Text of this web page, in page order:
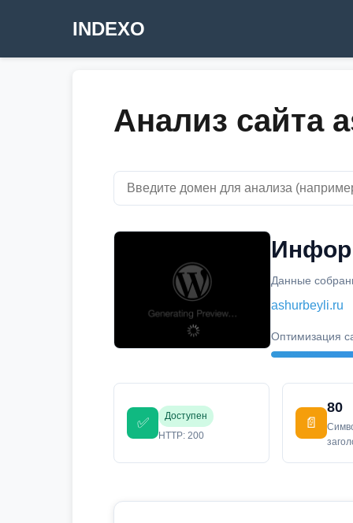
INDEXO
Анализ сайта
Данные
ashurbeyli.ru
Оптимизация
✅
Доступен
HTTP: 200
📄
80